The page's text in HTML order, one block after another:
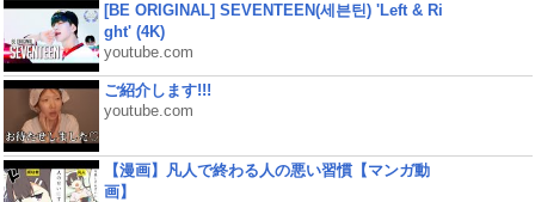
[BE ORIGINAL] SEVENTEEN(세븐틴) 'Left & Ri
ght' (4K)
youtube.com
ご紹介します!!!
youtube.com
【漫画】凡人で終わる人の悪い習慣【マンガ動
画】